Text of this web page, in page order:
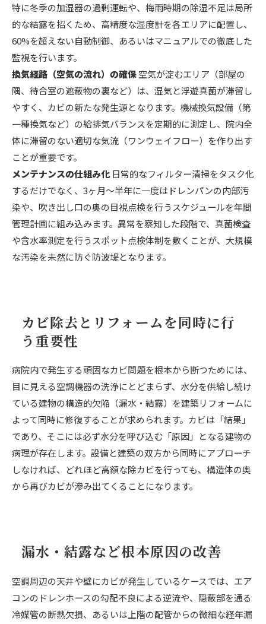
特に冬季の加湿器の過剰運転や、梅雨時期の除湿不足は局所
的な結露を招くため、高精度な湿度計を各エリアに配置し、
60%を超えない自動制御、あるいはマニュアルでの徹底した
監視を行います。
換気経路（空気の流れ）の確保空気が淀むエリア（部屋の
隅、待合室の遮蔽物の裏など）は、湿気と浮遊真菌が滞留し
やすく、カビの新たな発生源となります。機械換気設備（第
一種換気など）の給排気バランスを定期的に測定し、院内全
体に滞留のない適切な気流（ワンウェイフロー）を作り出す
ことが重要です。
メンテナンスの仕組み化日常的なフィルター清掃をタスク化
するだけでなく、3ヶ月〜半年に一度はドレンパンの内部汚
染や、吹き出し口の奥の目視点検を行うスケジュールを年間
管理計画に組み込みます。異常を察知した段階で、真菌検査
や含水率測定を行うスポット点検体制を敷くことが、大規模
な汚染を未然に防ぐ防波堤となります。
カビ除去とリフォームを同時に行
う重要性
病院内で発生する頑固なカビ問題を根本から断つためには、
目に見える空調機器の洗浄にとどまらず、水分を供給し続け
ている建物の構造的欠陥（漏水・結露）を建築リフォームに
よって同時に修復することが求められます。カビは「結果」
であり、そこには必ず水分を呼び込む「原因」となる建物の
病理が存在します。設備と建築の双方から同時にアプローチ
しなければ、どれほど高額な除カビを行っても、構造体の奥
から再びカビが滲み出てくることになります。
漏水・結露など根本原因の改善
空調周辺の天井や壁にカビが発生しているケースでは、エア
コンのドレンホースの勾配不良による逆流や、隠蔽部を通る
冷媒管の断熱欠損、あるいは上階の配管からの微細な経年漏